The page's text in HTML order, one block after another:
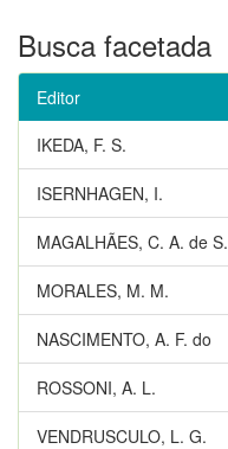
Busca facetada
Editor
IKEDA, F. S.
ISERNHAGEN, I.
MAGALHÃES, C. A. de S.
MORALES, M. M.
NASCIMENTO, A. F. do
ROSSONI, A. L.
VENDRUSCULO, L. G.